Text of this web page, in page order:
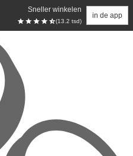
Sneller winkelen
(13.2 tsd)
in de app